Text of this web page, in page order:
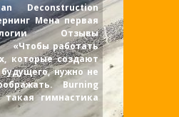
Deconstruction
Мена первая
Отзывы
«Чтобы работать
которые создают
нужно не
Burning
гимнастика